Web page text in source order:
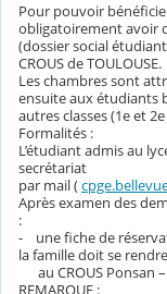
Pour pouvoir
obligatoirement avoir
(dossier social
CROUS de TOULOUSE.
Les chambres sont
ensuite aux étudiants
autres classes (1e et
Formalités :
L’étudiant admis au
secrétariat
par mail (
Après examen des
:
- une fiche de
la famille doit se rendre
au CROUS Ponsan